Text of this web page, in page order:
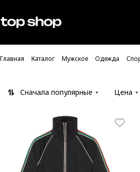
Проверка хлебных крошек
Главная Каталог Мужское Одежда
Сначала популярные Цена